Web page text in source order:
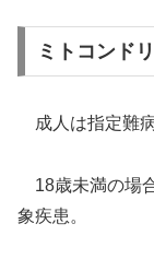
ミトコンド
成人は指定難
18歳未満の場
象疾患。